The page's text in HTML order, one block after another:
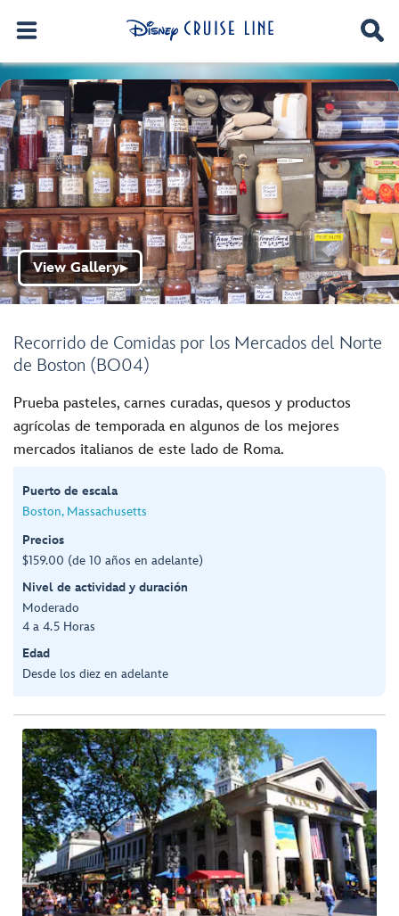
Recorrido de Comidas por los Mercados del Norte
de Boston (BO04)
View Gallery▶
Prueba pasteles, carnes curadas, quesos y productos
agrícolas de temporada en algunos de los mejores
mercados italianos de este lado de Roma.
Puerto de escala
Boston, Massachusetts
Precios
$159.00 (de 10 años en adelante)
Nivel de actividad y duración
Moderado
4 a 4.5 Horas
Edad
Desde los diez en adelante